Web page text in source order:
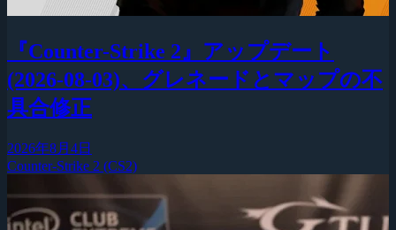
『Counter-Strike 2』アップデート
(2026-08-03)、グレネードとマップの不
具合修正
2026年8月4日
Counter-Strike 2 (CS2)